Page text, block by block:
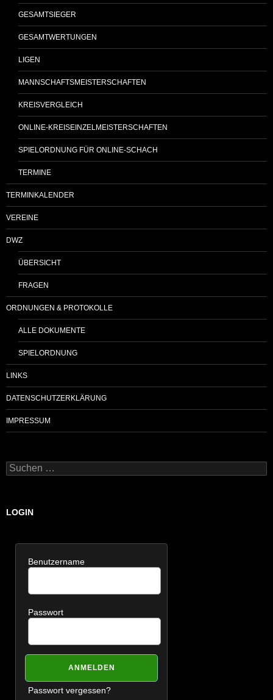
GESAMTSIEGER
GESAMTWERTUNGEN
LIGEN
MANNSCHAFTSMEISTERSCHAFTEN
KREISVERGLEICH
ONLINE-KREISEINZELMEISTERSCHAFTEN
SPIELORDNUNG FÜR ONLINE-SCHACH
TERMINE
TERMINKALENDER
VEREINE
DWZ
ÜBERSICHT
FRAGEN
ORDNUNGEN & PROTOKOLLE
ALLE DOKUMENTE
SPIELORDNUNG
LINKS
DATENSCHUTZERKLÄRUNG
IMPRESSUM
Suchen
nach:
LOGIN
Benutzername
Passwort
Passwort vergessen?